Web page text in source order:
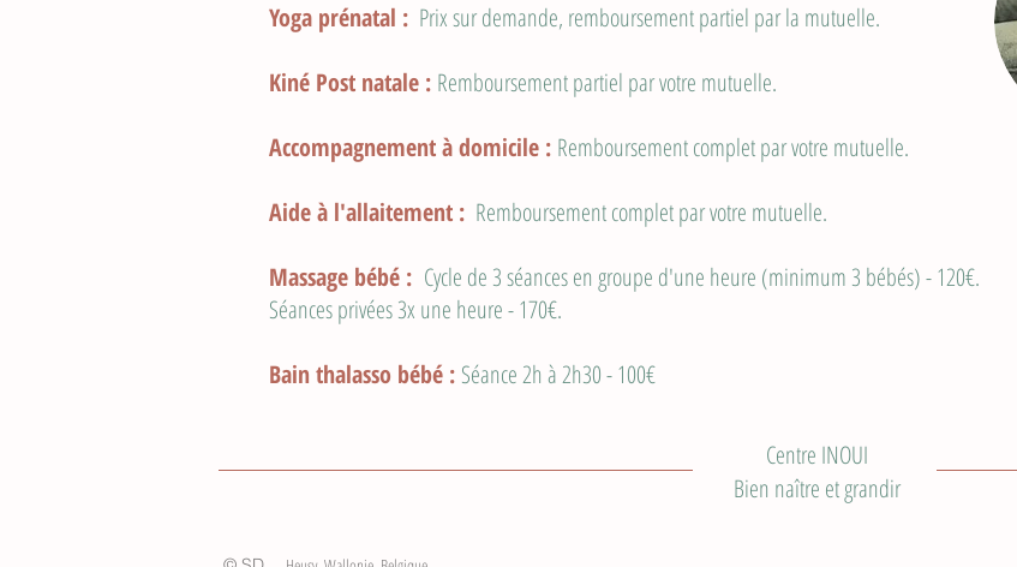
Yoga prénatal : Prix sur demande, remboursement partiel par la mutuelle.
Kiné Post natale : Remboursement partiel par votre mutuelle.
Accompagnement à domicile : Remboursement complet par votre mutuelle.
Aide à l'allaitement : Remboursement complet par votre mutuelle.
Massage bébé : Cycle de 3 séances en groupe d'une heure (minimum 3 bébés) - 120€.
Séances privées 3x une heure - 170€.
Bain thalasso bébé : Séance 2h à 2h30 - 100€
Centre INOUI
Bien naître et grandir